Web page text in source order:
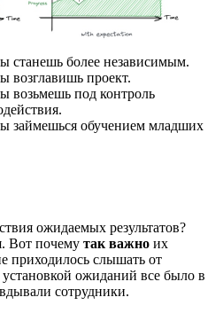
станешь более независимым.
возглавишь проект.
возьмешь под контроль
займешься обучением младших
ожидаемых результатов?
Вот почему так важно их
приходилось слышать от
ожиданий все было в
сотрудники.